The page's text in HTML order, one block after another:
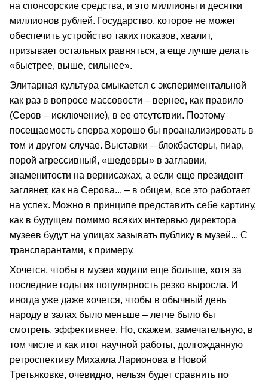
на спонсорские средства, и это миллионы и десятки
миллионов рублей. Государство, которое не может
обеспечить устройство таких показов, хвалит,
призывает остальных равняться, а еще лучше делать
«быстрее, выше, сильнее».
Элитарная культура смыкается с экспериментальной
как раз в вопросе массовости – вернее, как правило
(Серов – исключение), в ее отсутствии. Поэтому
посещаемость сперва хорошо бы проанализировать в
том и другом случае. Выставки – блокбастеры, пиар,
порой агрессивный, «шедевры» в заглавии,
знаменитости на вернисажах, а если еще президент
заглянет, как на Серова... – в общем, все это работает
на успех. Можно в принципе представить себе картину,
как в будущем помимо всяких интервью директора
музеев будут на улицах зазывать публику в музей... С
транспарантами, к примеру.
Хочется, чтобы в музеи ходили еще больше, хотя за
последние годы их популярность резко выросла. И
иногда уже даже хочется, чтобы в обычный день
народу в залах было меньше – легче было бы
смотреть, эффективнее. Но, скажем, замечательную, в
том числе и как итог научной работы, долгожданную
ретроспективу Михаила Ларионова в Новой
Третьяковке, очевидно, нельзя будет сравнить по